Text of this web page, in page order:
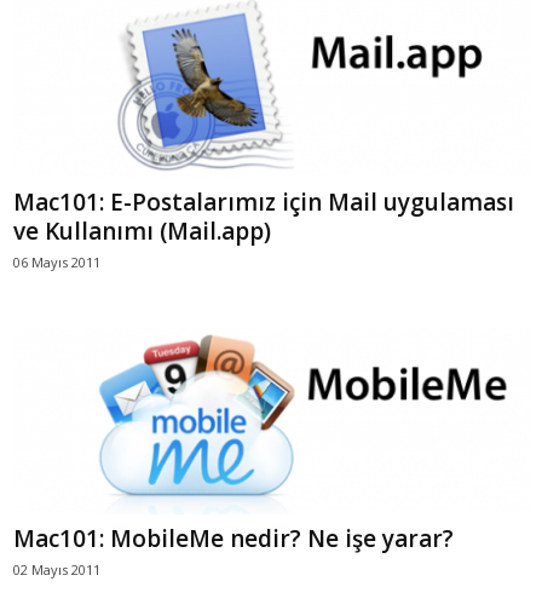
Mac101: E-Postalarımız için Mail uygulaması
ve Kullanımı (Mail.app)
06 Mayıs 2011
Mac101: MobileMe nedir? Ne işe yarar?
02 Mayıs 2011